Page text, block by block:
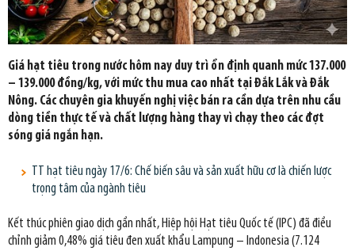
Giá hạt tiêu trong nước hôm nay duy trì ổn định quanh mức 137.000
– 139.000 đồng/kg, với mức thu mua cao nhất tại Đắk Lắk và Đắk
Nông. Các chuyên gia khuyến nghị việc bán ra cần dựa trên nhu cầu
dòng tiền thực tế và chất lượng hàng thay vì chạy theo các đợt
sóng giá ngắn hạn.
TT hạt tiêu ngày 17/6: Chế biến sâu và sản xuất hữu cơ là chiến lược
trọng tâm của ngành tiêu
Kết thúc phiên giao dịch gần nhất, Hiệp hội Hạt tiêu Quốc tế (IPC) đã điều
chỉnh giảm 0,48% giá tiêu đen xuất khẩu Lampung – Indonesia (7.124